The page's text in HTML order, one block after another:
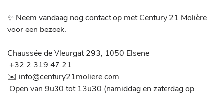
✨ Neem vandaag nog contact op met Century 21 Molière
voor een bezoek.
Chaussée de Vleurgat 293, 1050 Elsene
✉️ info@century21moliere.com